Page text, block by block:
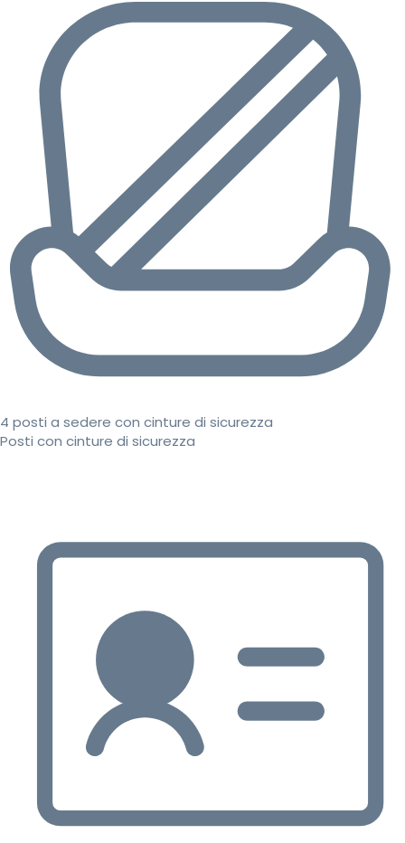
4 posti a sedere con cinture di sicurezza
Posti con cinture di sicurezza